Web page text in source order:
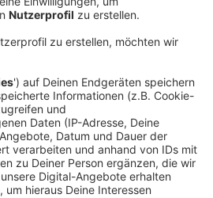
Try Out für die kommende
Spieler bewarben sich unter
um einen Platz im Kader. Jörg
Chefcoach von Rhein Fire,
Fire sehr vom Standort
viele Teams im Umfeld gibt.
Rhein Fire am Spielbetrieb der